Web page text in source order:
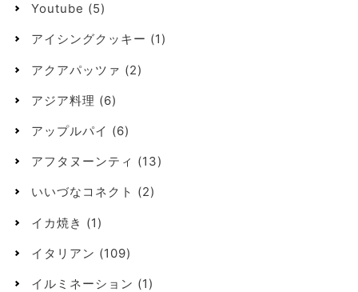
Youtube (5)
アイシングクッキー (1)
アクアパッツァ (2)
アジア料理 (6)
アップルパイ (6)
アフタヌーンティ (13)
いいづなコネクト (2)
イカ焼き (1)
イタリアン (109)
イルミネーション (1)